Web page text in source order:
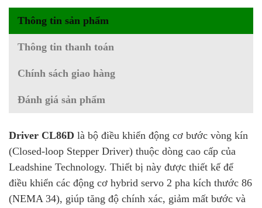
Thông tin sản phẩm
Thông tin thanh toán
Chính sách giao hàng
Đánh giá sản phẩm
Driver CL86D là bộ điều khiển động cơ bước vòng kín
(Closed-loop Stepper Driver) thuộc dòng cao cấp của
Leadshine Technology. Thiết bị này được thiết kế để
điều khiển các động cơ hybrid servo 2 pha kích thước 86
(NEMA 34), giúp tăng độ chính xác, giảm mất bước và